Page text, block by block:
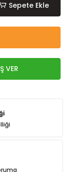
Sepete Ekle
VER